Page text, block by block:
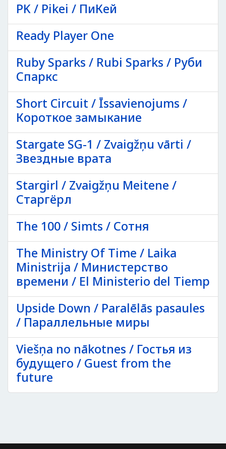
PK / Pikei / ПиКей
Ready Player One
Ruby Sparks / Rubi Sparks / Руби
Спаркс
Short Circuit / Īssavienojums /
Короткое замыкание
Stargate SG-1 / Zvaigžņu vārti /
Звездные врата
Stargirl / Zvaigžņu Meitene /
Старгёрл
The 100 / Simts / Сотня
The Ministry Of Time / Laika
Ministrija / Министерство
времени / El Ministerio del Tiemp
Upside Down / Paralēlās pasaules
/ Параллельные миры
Viešņa no nākotnes / Гостья из
будущего / Guest from the
future